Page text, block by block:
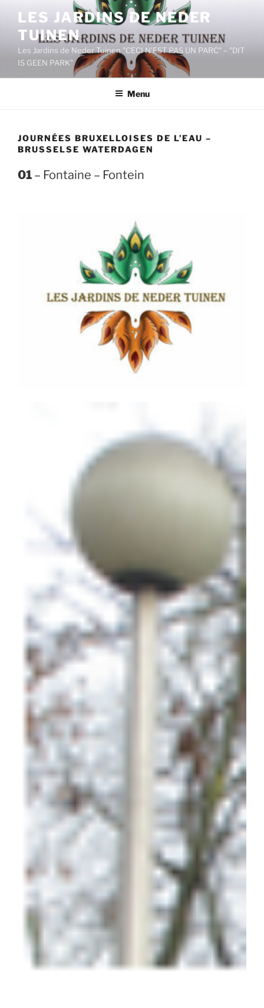
contenu
principal
LES JARDINS DE NEDER
TUINEN
Les Jardins de Neder Tuinen "CECI N’EST PAS UN PARC" – "DIT
IS GEEN PARK"
Menu
JOURNÉES BRUXELLOISES DE L’EAU –
BRUSSELSE WATERDAGEN
01 – Fontaine – Fontein